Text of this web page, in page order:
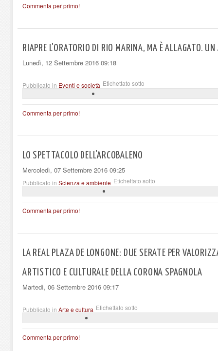
Commenta per primo!
RIAPRE L'ORATORIO DI RIO MARINA, MA È ALLAGATO.
Lunedì, 12 Settembre 2016 09:18
Pubblicato in Eventi e società Etichettato sotto
Commenta per primo!
LO SPETTACOLO DELL'ARCOBALENO
Mercoledì, 07 Settembre 2016 09:25
Pubblicato in Scienza e ambiente Etichettato sotto
Commenta per primo!
LA REAL PLAZA DE LONGONE: DUE SERATE PER
ARTISTICO E CULTURALE DELLA CORONA SPAGNOLA
Martedì, 06 Settembre 2016 09:17
Pubblicato in Arte e cultura Etichettato sotto
Commenta per primo!